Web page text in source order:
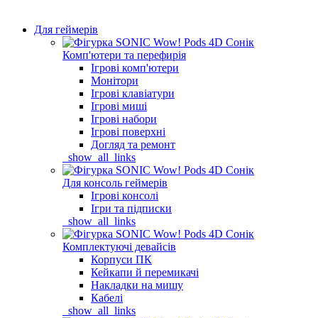
Для геймерів
Комп'ютери та перефирія
Ігрові комп'ютери
Монітори
Ігрові клавіатури
Ігрові миші
Ігрові набори
Ігрові поверхні
Догляд та ремонт
_show_all_links
Для консоль геймерів
Ігрові консолі
Ігри та підписки
_show_all_links
Комплектуючі девайсів
Корпуси ПК
Кейкапи й перемикачі
Накладки на мишу
Кабелі
_show_all_links